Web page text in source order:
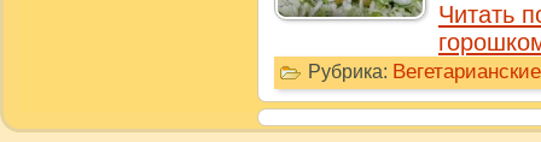
Читать
Рубрика: